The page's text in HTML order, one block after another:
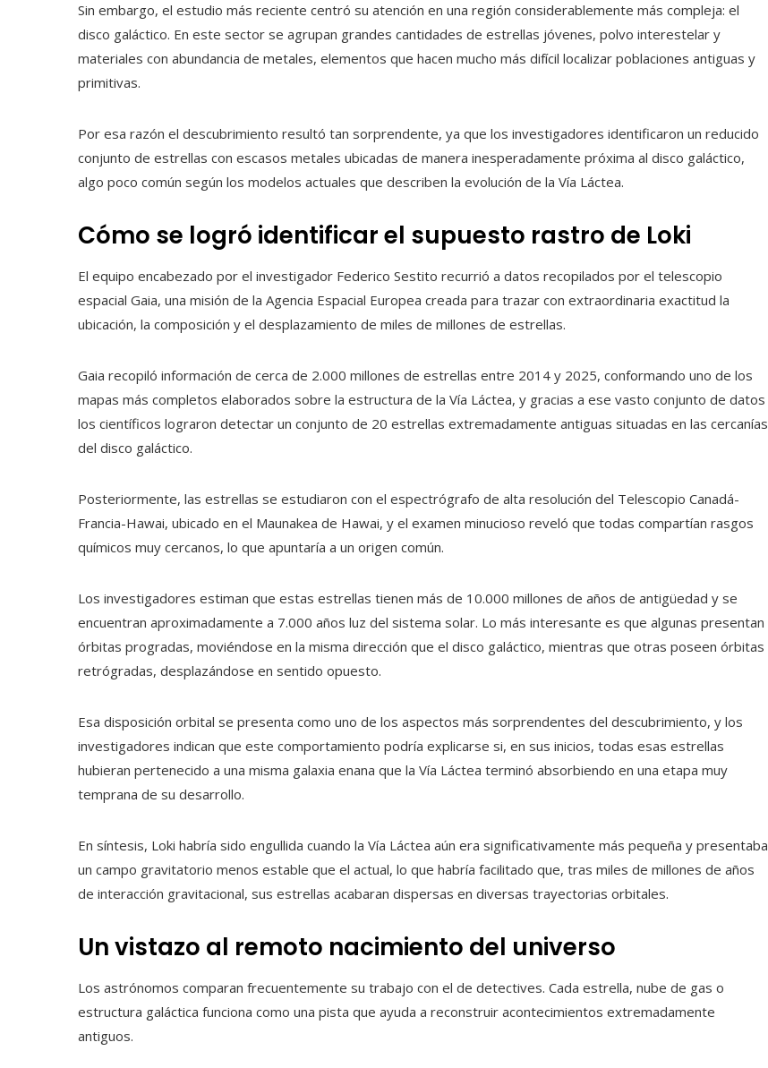
Sin embargo, el estudio más reciente centró su atención en una región considerablemente más compleja: el
disco galáctico. En este sector se agrupan grandes cantidades de estrellas jóvenes, polvo interestelar y
materiales con abundancia de metales, elementos que hacen mucho más difícil localizar poblaciones antiguas y
primitivas.
Por esa razón el descubrimiento resultó tan sorprendente, ya que los investigadores identificaron un reducido
conjunto de estrellas con escasos metales ubicadas de manera inesperadamente próxima al disco galáctico,
algo poco común según los modelos actuales que describen la evolución de la Vía Láctea.
Cómo se logró identificar el supuesto rastro de Loki
El equipo encabezado por el investigador Federico Sestito recurrió a datos recopilados por el telescopio
espacial Gaia, una misión de la Agencia Espacial Europea creada para trazar con extraordinaria exactitud la
ubicación, la composición y el desplazamiento de miles de millones de estrellas.
Gaia recopiló información de cerca de 2.000 millones de estrellas entre 2014 y 2025, conformando uno de los
mapas más completos elaborados sobre la estructura de la Vía Láctea, y gracias a ese vasto conjunto de datos
los científicos lograron detectar un conjunto de 20 estrellas extremadamente antiguas situadas en las cercanías
del disco galáctico.
Posteriormente, las estrellas se estudiaron con el espectrógrafo de alta resolución del Telescopio Canadá-
Francia-Hawai, ubicado en el Maunakea de Hawai, y el examen minucioso reveló que todas compartían rasgos
químicos muy cercanos, lo que apuntaría a un origen común.
Los investigadores estiman que estas estrellas tienen más de 10.000 millones de años de antigüedad y se
encuentran aproximadamente a 7.000 años luz del sistema solar. Lo más interesante es que algunas presentan
órbitas progradas, moviéndose en la misma dirección que el disco galáctico, mientras que otras poseen órbitas
retrógradas, desplazándose en sentido opuesto.
Esa disposición orbital se presenta como uno de los aspectos más sorprendentes del descubrimiento, y los
investigadores indican que este comportamiento podría explicarse si, en sus inicios, todas esas estrellas
hubieran pertenecido a una misma galaxia enana que la Vía Láctea terminó absorbiendo en una etapa muy
temprana de su desarrollo.
En síntesis, Loki habría sido engullida cuando la Vía Láctea aún era significativamente más pequeña y presentaba
un campo gravitatorio menos estable que el actual, lo que habría facilitado que, tras miles de millones de años
de interacción gravitacional, sus estrellas acabaran dispersas en diversas trayectorias orbitales.
Un vistazo al remoto nacimiento del universo
Los astrónomos comparan frecuentemente su trabajo con el de detectives. Cada estrella, nube de gas o
estructura galáctica funciona como una pista que ayuda a reconstruir acontecimientos extremadamente
antiguos.